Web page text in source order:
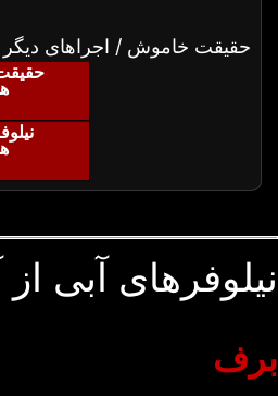
حقیقت خاموش / اجراهای دیگر
نیلوفرهای آبی
برف